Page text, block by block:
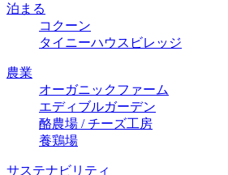
泊まる
コクーン
タイニーハウスビレッジ
農業
オーガニックファーム
エディブルガーデン
酪農場 / チーズ⼯房
養鶏場
サステナビリティ